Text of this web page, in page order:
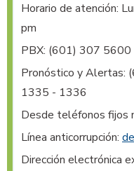
Horario de atención:
pm
PBX: (601) 307 5600
Pronóstico y Alertas:
1335 - 1336
Desde teléfonos fijos
Línea anticorrupción:
Dirección electrónica